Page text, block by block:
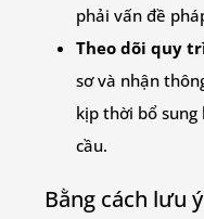
phải vấn đề
Theo dõi quy
sơ và nhận
kịp thời bổ sung
cầu.
Bằng cách lưu